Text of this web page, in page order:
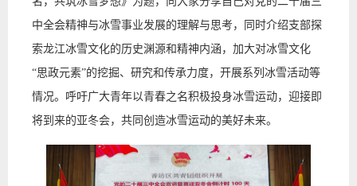
中全会精神与冰雪事业发展的理解与思考，同时介绍支部探
索龙江冰雪文化的历史渊源和精神内涵，加大对冰雪文化
“思政元素”的挖掘、研究和传承力度，开展系列冰雪活动等
情况。呼吁广大青年以青春之名积极投身冰雪运动，迎接即
将到来的亚冬会，共同创造冰雪运动的美好未来。